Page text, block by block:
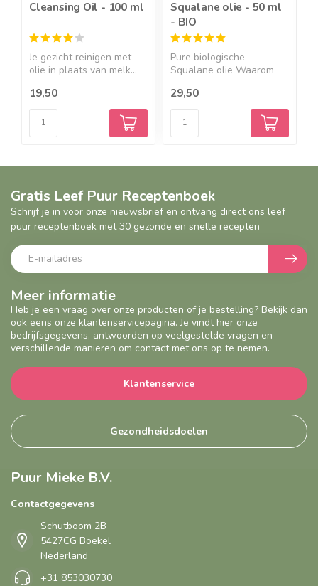
Cleansing Oil - 100 ml
Je gezicht reinigen met
olie in plaats van melk...
19,50
Squalane olie - 50 ml
- BIO
Pure biologische
Squalane olie Waarom
29,50
Meer informatie
Heb je een vraag over onze producten of je bestelling? Bekijk dan
ook eens onze klantenservicepagina. Je vindt hier onze
bedrijfsgegevens, antwoorden op veelgestelde vragen en
verschillende manieren om contact met ons op te nemen.
Klantenservice
Gezondheidsdoelen
Gratis Leef Puur Receptenboek
Schrijf je in voor onze nieuwsbrief en ontvang direct ons leef
puur receptenboek met 30 gezonde en snelle recepten
Puur Mieke B.V.
Contactgegevens
Schutboom 2B
5427CG Boekel
Nederland
+31 853030730